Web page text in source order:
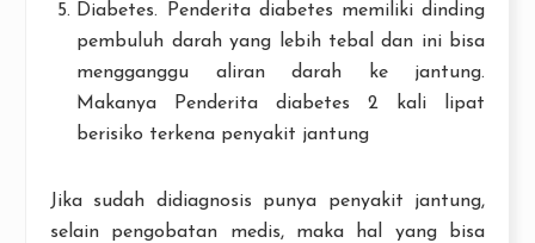
Diabetes. Penderita diabetes memiliki dinding
pembuluh darah yang lebih tebal dan ini bisa
mengganggu aliran darah ke jantung.
Makanya Penderita diabetes 2 kali lipat
berisiko terkena penyakit jantung
Jika sudah didiagnosis punya penyakit jantung,
selain pengobatan medis, maka hal yang bisa